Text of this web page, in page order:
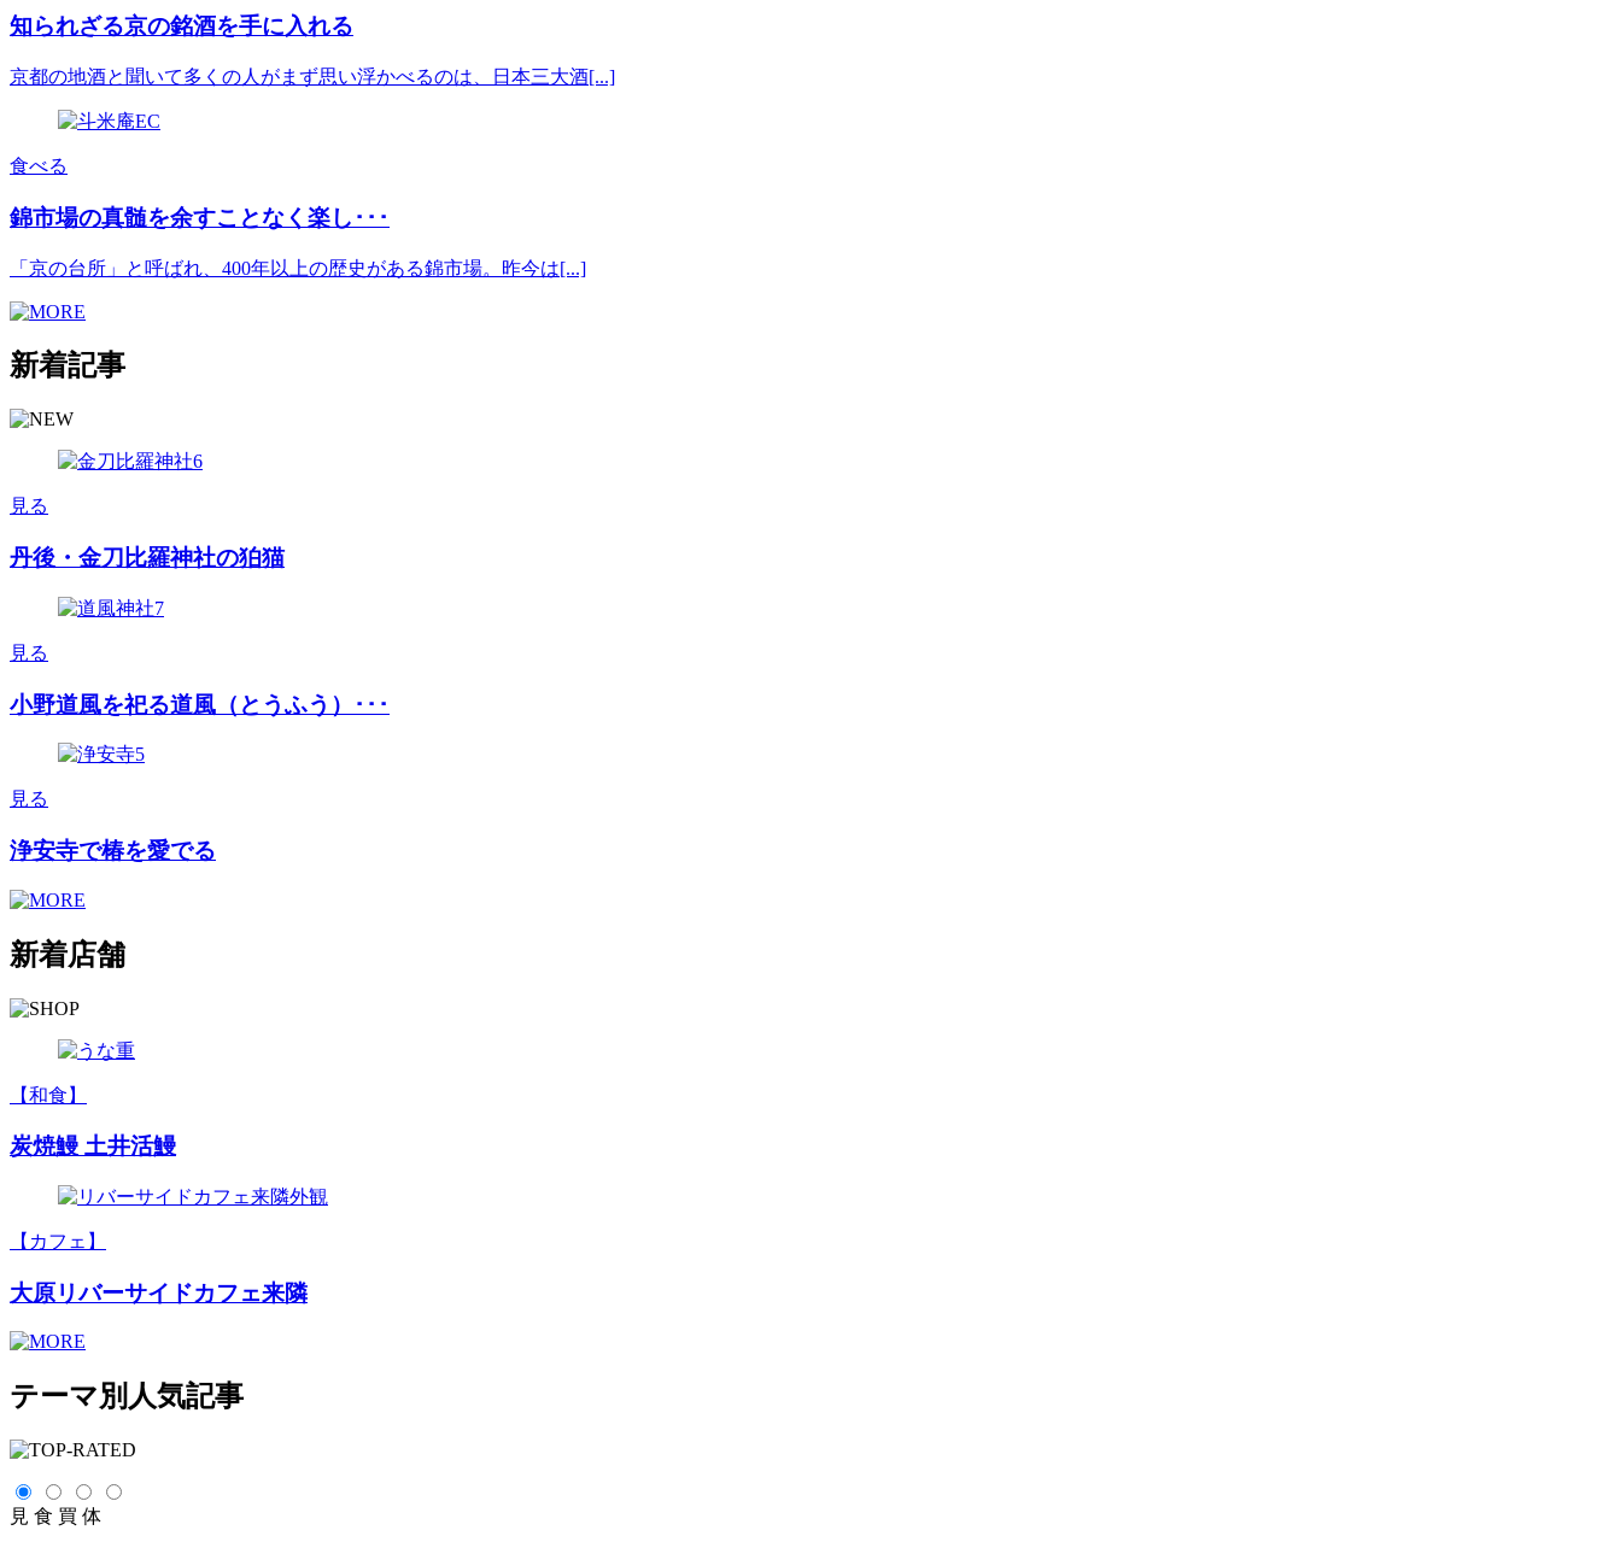
知られざる京の銘酒を手に入れる
京都の地酒と聞いて多くの人がまず思い浮かべるのは、日本三大酒[...]
食べる
錦市場の真髄を余すことなく楽し･･･
「京の台所」と呼ばれ、400年以上の歴史がある錦市場。昨今は[...]
新着記事
見る
丹後・金刀比羅神社の狛猫
見る
小野道風を祀る道風（とうふう）･･･
見る
浄安寺で椿を愛でる
新着店舗
【和食】
炭焼鰻 土井活鰻
【カフェ】
大原リバーサイドカフェ来隣
テーマ別人気記事
見 食 買 体